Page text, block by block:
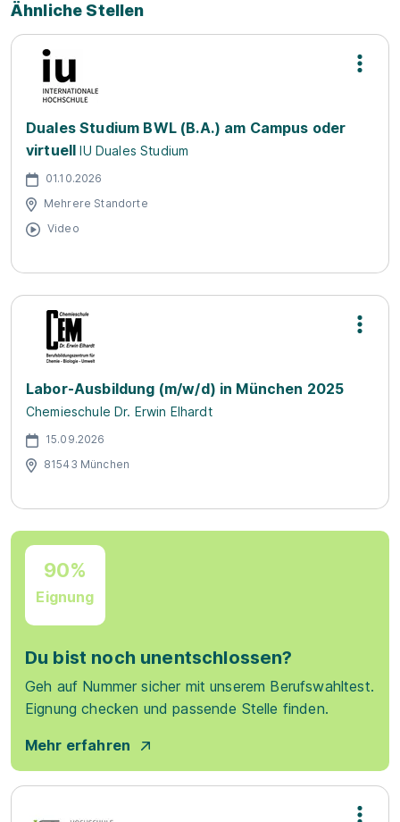
Ähnliche Stellen
Duales Studium BWL (B.A.) am Campus oder
virtuell IU Duales Studium
01.10.2026
Mehrere Standorte
Video
Labor-Ausbildung (m/w/d) in München 2025
Chemieschule Dr. Erwin Elhardt
15.09.2026
81543 München
90%
Eignung
Du bist noch unentschlossen?
Geh auf Nummer sicher mit unserem Berufswahltest.
Eignung checken und passende Stelle finden.
Mehr erfahren